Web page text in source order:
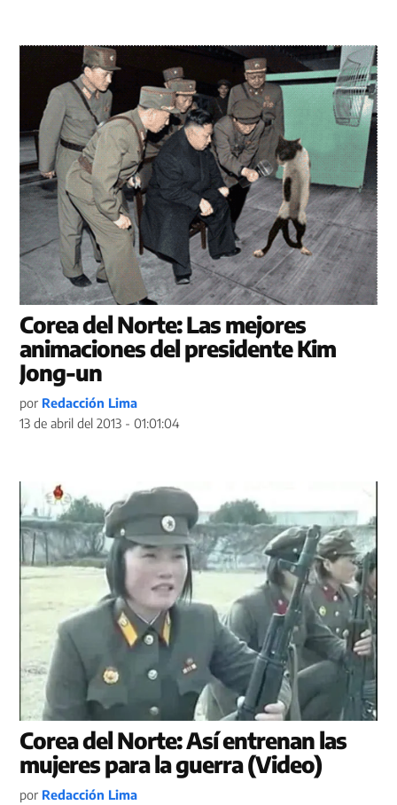
Corea del Norte: Las mejores
animaciones del presidente Kim
Jong-un
por Redacción Lima
13 de abril del 2013 - 01:01:04
Corea del Norte: Así entrenan las
mujeres para la guerra (Video)
por Redacción Lima